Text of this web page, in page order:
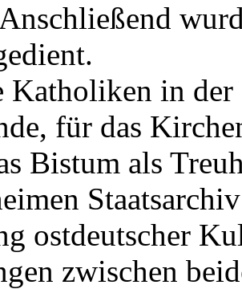
Katholiken in der
für das
Bistum als
ostdeutscher
zwischen